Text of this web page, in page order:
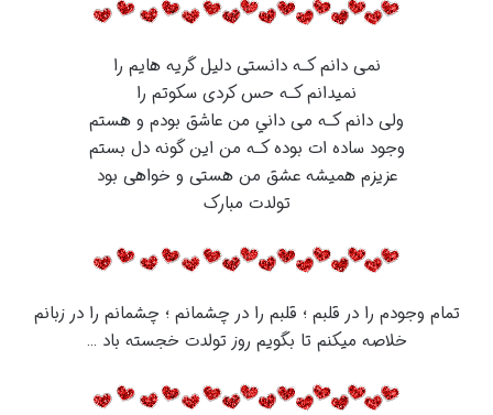
نمی دانم کـه دانستی دلیل گریه هایم را
نمیدانم کـه حس کردی سکوتم را
ولی دانم کـه می داني من عاشق بودم و هستم
وجود ساده ات بوده کـه من این گونه دل بستم
عزیزم همیشه عشق من هستی و خواهی بود
تولدت مبارک
تمام وجودم را در قلبم ؛ قلبم را در چشمانم ؛ چشمانم را در زبانم
خلاصه میکنم تا بگویم روز تولدت خجسته باد …